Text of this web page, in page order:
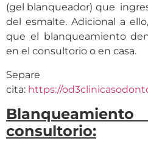
(gel blanqueador) que
del esmalte. Adicional a
que el blanqueamiento
en el consultorio o en casa.
cita: https://
consultorio: